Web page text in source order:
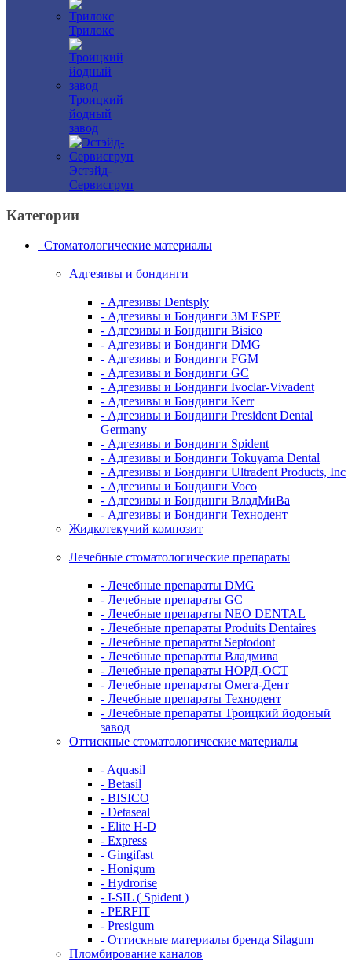
Трилокс
Троицкий
йодный
завод
Эстэйд-
Сервисгруп
Категории
Стоматологические материалы
Адгезивы и бондинги
- Адгезивы Dentsply
- Адгезивы и Бондинги 3M ESPE
- Адгезивы и Бондинги Bisico
- Адгезивы и Бондинги DMG
- Адгезивы и Бондинги FGM
- Адгезивы и Бондинги GC
- Адгезивы и Бондинги Ivoclar-Vivadent
- Адгезивы и Бондинги Kerr
- Адгезивы и Бондинги President Dental
Germany
- Адгезивы и Бондинги Spident
- Адгезивы и Бондинги Tokuyama Dental
- Адгезивы и Бондинги Ultradent Products, Inc
- Адгезивы и Бондинги Voco
- Адгезивы и Бондинги ВладМиВа
- Адгезивы и Бондинги Технодент
Жидкотекучий композит
Лечебные стоматологические препараты
- Лечебные препараты DMG
- Лечебные препараты GC
- Лечебные препараты NEO DENTAL
- Лечебные препараты Produits Dentaires
- Лечебные препараты Septodont
- Лечебные препараты Владмива
- Лечебные препараты НОРД-ОСТ
- Лечебные препараты Омега-Дент
- Лечебные препараты Технодент
- Лечебные препараты Троицкий йодоный
завод
Оттискные стоматологические материалы
- Aquasil
- Betasil
- BISICO
- Detaseal
- Elite H-D
- Express
- Gingifast
- Honigum
- Hydrorise
- I-SIL ( Spident )
- PERFIT
- Presigum
- Оттискные материалы бренда Silagum
Пломбирование каналов